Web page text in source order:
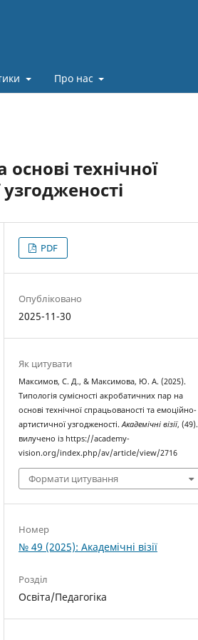
Про нас
технічної
PDF
Опубліковано
2025-11-30
Як цитувати
Максимов, С. Д., & Максимова, Ю. А. (2025).
Типологія сумісності акробатичних пар на
основі технічної спрацьованості та емоційно-
артистичної узгодженості.Академічні візії, (49).
вилучено із https://academy-
vision.org/index.php/av/article/view/2716
Формати цитування
Номер
№ 49 (2025): Академічні візії
Розділ
Освіта/Педагогіка